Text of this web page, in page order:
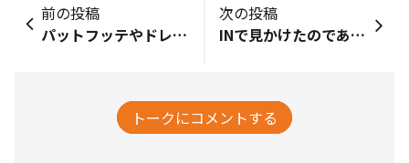
前の投稿
パットフッテやドレッシングのパッケージが溜まってきました。リサイクルボックスに入れる日が楽しみです♪
次の投稿
INで見かけたのであるかな？と思ってイオンに行ったら置いてました👏3種類ありました🥰今日のランチはこの中にあるパスタソースから選びます❤️
トークにコメントする